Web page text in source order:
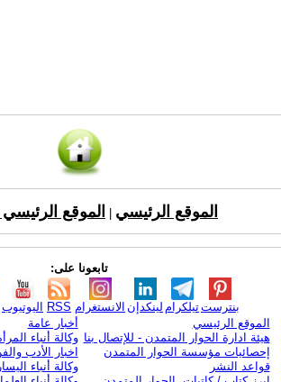
الموقع الرئيسي الموقع
تابعونا على:
اليوتيوب RSS الانستغرام لينكدإن تيلكرامبنترست
الموقع الرئيسي
هيئة ادارة الحوار المتمدن - للإتصال بنا
إحصائيات مؤسسة الحوار المتمدن
قواعد النشر
أخبار عامة
وكالة أنباء
اخبار الأدب
وكالة أنباء اليسار